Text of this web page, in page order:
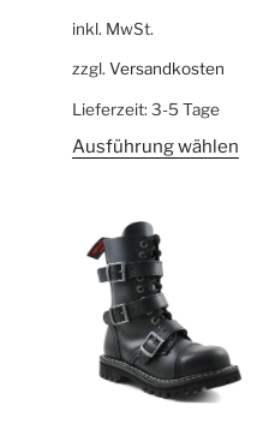
inkl. MwSt.
zzgl. Versandkosten
Lieferzeit: 3-5 Tage
Ausführung wählen